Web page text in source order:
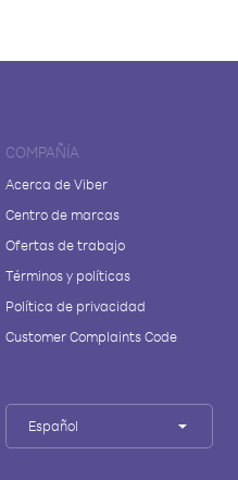
COMPAÑÍA
Acerca de Viber
Centro de marcas
Ofertas de trabajo
Términos y políticas
Política de privacidad
Customer Complaints Code
Español